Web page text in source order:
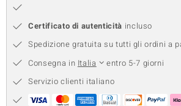
Classics
Certificato di autenticità incluso
Spedizione gratuita su tutti gli ordini a
Consegna in Italia
entro 5-7 giorni
Servizio clienti italiano